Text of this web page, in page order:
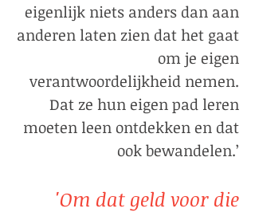
eigenlijk niets anders dan aan
anderen laten zien dat het gaat
om je eigen
verantwoordelijkheid nemen.
Dat ze hun eigen pad leren
moeten leen ontdekken en dat
ook bewandelen.’
'Om dat geld voor die